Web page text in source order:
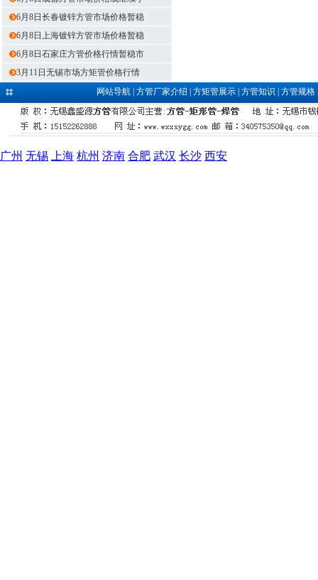
6月8日长春镀锌方管市场价格暂稳
6月8日上海镀锌方管市场价格暂稳
6月8日石家庄方管价格行情暂稳市
3月11日无锡市场方矩管价格行情
网站导航| 方管厂家介绍 方矩管展示| 方管知识 方管规格
广州 无锡 上海 杭州 济南 合肥 武汉 长沙 西安